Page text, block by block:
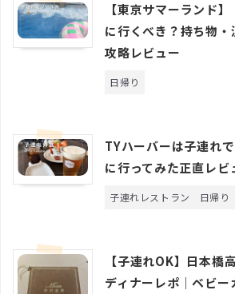
【東京サマーランド
に行くべき？持ち物・
攻略レビュー
日帰り
TYハーバーは子連れ
に行ってみた正直レビ
子連れレストラン 日帰り
【子連れOK】日本橋
ディナーレポ｜ベビ